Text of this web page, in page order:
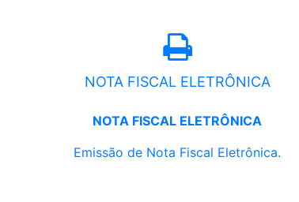
NOTA FISCAL ELETRÔNICA
NOTA FISCAL ELETRÔNICA
Emissão de Nota Fiscal Eletrônica.